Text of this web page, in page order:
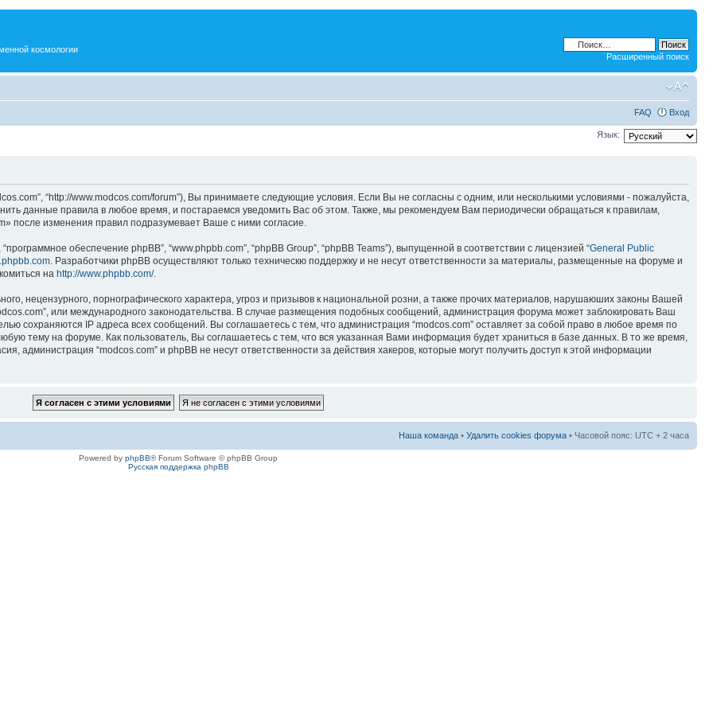
космологии
Расширенный поиск
FAQ Вход
Язык:
“http://www.modcos.com/forum”), Вы принимаете следующие условия. Если Вы не согласны с одним, или несколькими условиями - пожалуйста,
данные правила в любое время, и постараемся уведомить Вас об этом. Также, мы рекомендуем Вам периодически обращаться к правилам,
после изменения правил подразумевает Ваше с ними согласие.
обеспечение phpBB”, “www.phpbb.com”, “phpBB Group”, “phpBB Teams”), выпущенной в соответствии с лицензией “General Public
. Разработчики phpBB осуществляют только техническю поддержку и не несут ответственности за материалы, размещенные на форуме и
на http://www.phpbb.com/.
нецензурного, порнографического характера, угроз и призывов к национальной розни, а также прочих материалов, нарушаюших законы Вашей
или международного законодательства. В случае размещения подобных сообщений, администрация форума может заблокировать Ваш
сохраняются IP адреса всех сообщений. Вы соглашаетесь с тем, что администрация “modcos.com” оставляет за собой право в любое время по
тему на форуме. Как пользователь, Вы соглашаетесь с тем, что вся указанная Вами информация будет храниться в базе данных. В то же время,
администрация “modcos.com” и phpBB не несут ответственности за действия хакеров, которые могут получить доступ к этой информации
Наша команда • Удалить cookies форума • Часовой пояс: UTC + 2 часа
Powered by phpBB® Forum Software © phpBB Group
Русская поддержка phpBB